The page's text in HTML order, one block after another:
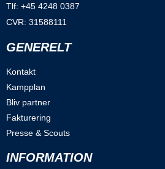
Tlf: +45 4248 0387
CVR: 31588111
GENERELT
Kontakt
Kampplan
Bliv partner
Fakturering
Presse & Scouts
INFORMATION